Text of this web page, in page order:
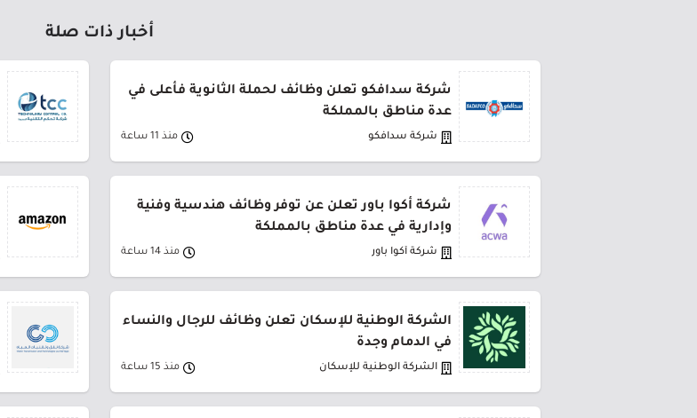
أخبار ذات صلة
شركة سدافكو تعلن وظائف لحملة الثانوية فأعلى في
عدة مناطق بالمملكة
شركة سدافكو منذ 11 ساعة
شركة أكوا باور تعلن عن توفر وظائف هندسية وفنية
وإدارية في عدة مناطق بالمملكة
شركة أكوا باور منذ 14 ساعة
الشركة الوطنية للإسكان تعلن وظائف للرجال والنساء
في الدمام وجدة
الشركة الوطنية للإسكان منذ 15 ساعة